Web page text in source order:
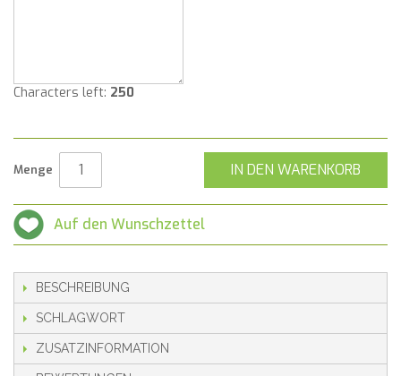
Characters left: 250
Menge IN DEN WARENKORB
Auf den Wunschzettel
BESCHREIBUNG
SCHLAGWORT
ZUSATZINFORMATION